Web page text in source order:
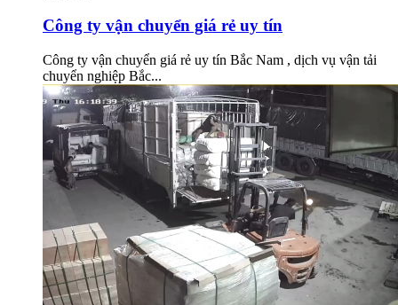
Công ty vận chuyển giá rẻ uy tín
Công ty vận chuyển giá rẻ uy tín Bắc Nam , dịch vụ vận tải
chuyển nghiệp Bắc...